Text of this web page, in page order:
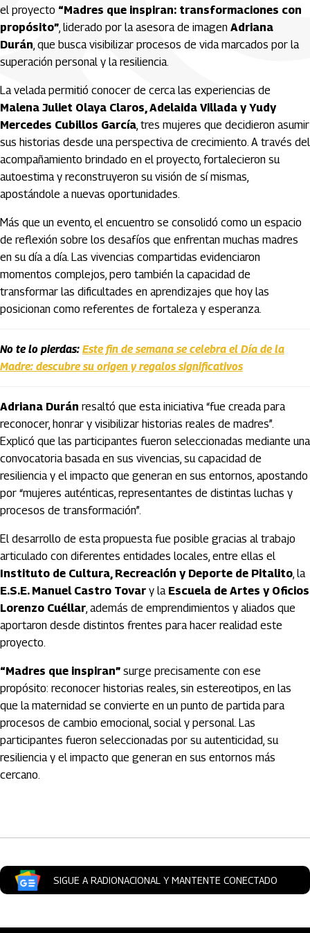
el proyecto “Madres que inspiran: transformaciones con
propósito”, liderado por la asesora de imagen Adriana
Durán, que busca visibilizar procesos de vida marcados por la
superación personal y la resiliencia.
La velada permitió conocer de cerca las experiencias de
Malena Juliet Olaya Claros, Adelaida Villada y Yudy
Mercedes Cubillos García, tres mujeres que decidieron asumir
sus historias desde una perspectiva de crecimiento. A través del
acompañamiento brindado en el proyecto, fortalecieron su
autoestima y reconstruyeron su visión de sí mismas,
apostándole a nuevas oportunidades.
Más que un evento, el encuentro se consolidó como un espacio
de reflexión sobre los desafíos que enfrentan muchas madres
en su día a día. Las vivencias compartidas evidenciaron
momentos complejos, pero también la capacidad de
transformar las dificultades en aprendizajes que hoy las
posicionan como referentes de fortaleza y esperanza.
No te lo pierdas: Este fin de semana se celebra el Día de la
Madre: descubre su origen y regalos significativos
Adriana Durán resaltó que esta iniciativa “fue creada para
reconocer, honrar y visibilizar historias reales de madres”.
Explicó que las participantes fueron seleccionadas mediante una
convocatoria basada en sus vivencias, su capacidad de
resiliencia y el impacto que generan en sus entornos, apostando
por “mujeres auténticas, representantes de distintas luchas y
procesos de transformación”.
El desarrollo de esta propuesta fue posible gracias al trabajo
articulado con diferentes entidades locales, entre ellas el
Instituto de Cultura, Recreación y Deporte de Pitalito, la
E.S.E. Manuel Castro Tovar y la Escuela de Artes y Oficios
Lorenzo Cuéllar, además de emprendimientos y aliados que
aportaron desde distintos frentes para hacer realidad este
proyecto.
“Madres que inspiran” surge precisamente con ese
propósito: reconocer historias reales, sin estereotipos, en las
que la maternidad se convierte en un punto de partida para
procesos de cambio emocional, social y personal. Las
participantes fueron seleccionadas por su autenticidad, su
resiliencia y el impacto que generan en sus entornos más
cercano.
SIGUE A RADIONACIONAL Y MANTENTE CONECTADO